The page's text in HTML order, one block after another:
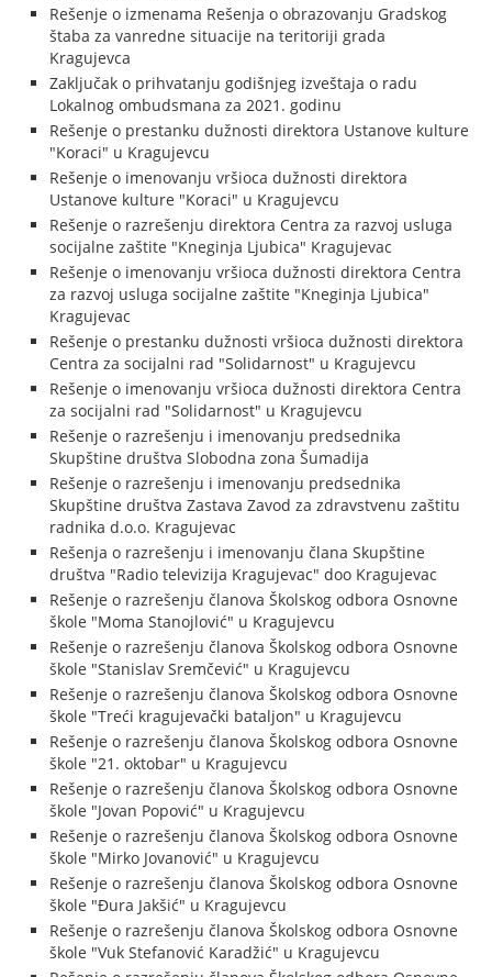
Rešenje o izmenama Rešenja o obrazovanju Gradskog
štaba za vanredne situacije na teritoriji grada
Kragujevca
Zaključak o prihvatanju godišnjeg izveštaja o radu
Lokalnog ombudsmana za 2021. godinu
Rešenje o prestanku dužnosti direktora Ustanove kulture
"Koraci" u Kragujevcu
Rešenje o imenovanju vršioca dužnosti direktora
Ustanove kulture "Koraci" u Kragujevcu
Rešenje o razrešenju direktora Centra za razvoj usluga
socijalne zaštite "Kneginja Ljubica" Kragujevac
Rešenje o imenovanju vršioca dužnosti direktora Centra
za razvoj usluga socijalne zaštite "Kneginja Ljubica"
Kragujevac
Rešenje o prestanku dužnosti vršioca dužnosti direktora
Centra za socijalni rad "Solidarnost" u Kragujevcu
Rešenje o imenovanju vršioca dužnosti direktora Centra
za socijalni rad "Solidarnost" u Kragujevcu
Rešenje o razrešenju i imenovanju predsednika
Skupštine društva Slobodna zona Šumadija
Rešenje o razrešenju i imenovanju predsednika
Skupštine društva Zastava Zavod za zdravstvenu zaštitu
radnika d.o.o. Kragujevac
Rešenja o razrešenju i imenovanju člana Skupštine
društva "Radio televizija Kragujevac" doo Kragujevac
Rešenje o razrešenju članova Školskog odbora Osnovne
škole "Moma Stanojlović" u Kragujevcu
Rešenje o razrešenju članova Školskog odbora Osnovne
škole "Stanislav Sremčević" u Kragujevcu
Rešenje o razrešenju članova Školskog odbora Osnovne
škole "Treći kragujevački bataljon" u Kragujevcu
Rešenje o razrešenju članova Školskog odbora Osnovne
škole "21. oktobar" u Kragujevcu
Rešenje o razrešenju članova Školskog odbora Osnovne
škole "Jovan Popović" u Kragujevcu
Rešenje o razrešenju članova Školskog odbora Osnovne
škole "Mirko Jovanović" u Kragujevcu
Rešenje o razrešenju članova Školskog odbora Osnovne
škole "Đura Jakšić" u Kragujevcu
Rešenje o razrešenju članova Školskog odbora Osnovne
škole "Vuk Stefanović Karadžić" u Kragujevcu